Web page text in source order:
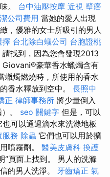
。 台中油壓按摩 近視 壁癌
公司費用 當她的愛人出現
，優雅的女士所吸引的男人
擇 台北除白蟻公司 台胞證桃
找到，因為您會發現2013
豪華香水蠟燭含有
蠟燭燃燒時，所使用的香水
香水釋放到空中。 長照中
正 律師事務所 將少量倒入
。 seo 關鍵字 但是，可以
可以通過滴水來洗滌地板
服務 除蟲 它們也可以用於擴
噴霧劑。 醫美皮膚科 換護
”頁面上找到。 男人的洗滌
的男人洗淨。 牙齒矯正 氣